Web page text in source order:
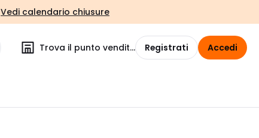
Vedi calendario chiusure
Trova il punto vendita Registrati Accedi